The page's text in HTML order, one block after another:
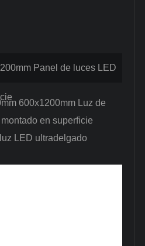
Panel de luces LED
600x1200mm Luz de
en superficie
LED ultradelgado